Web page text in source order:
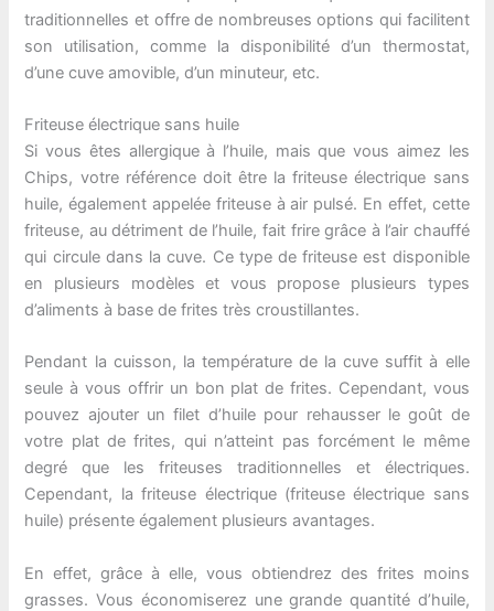
traditionnelles et offre de nombreuses options qui facilitent
son utilisation, comme la disponibilité d’un thermostat,
d’une cuve amovible, d’un minuteur, etc.
Friteuse électrique sans huile
Si vous êtes allergique à l’huile, mais que vous aimez les
Chips, votre référence doit être la friteuse électrique sans
huile, également appelée friteuse à air pulsé. En effet, cette
friteuse, au détriment de l’huile, fait frire grâce à l’air chauffé
qui circule dans la cuve. Ce type de friteuse est disponible
en plusieurs modèles et vous propose plusieurs types
d’aliments à base de frites très croustillantes.
Pendant la cuisson, la température de la cuve suffit à elle
seule à vous offrir un bon plat de frites. Cependant, vous
pouvez ajouter un filet d’huile pour rehausser le goût de
votre plat de frites, qui n’atteint pas forcément le même
degré que les friteuses traditionnelles et électriques.
Cependant, la friteuse électrique (friteuse électrique sans
huile) présente également plusieurs avantages.
En effet, grâce à elle, vous obtiendrez des frites moins
grasses. Vous économiserez une grande quantité d’huile,